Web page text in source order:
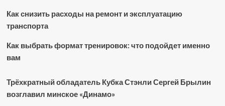
Как снизить расходы на ремонт и эксплуатацию
транспорта
Как выбрать формат тренировок: что подойдет именно
вам
Трёхкратный обладатель Кубка Стэнли Сергей Брылин
возглавил минское «Динамо»